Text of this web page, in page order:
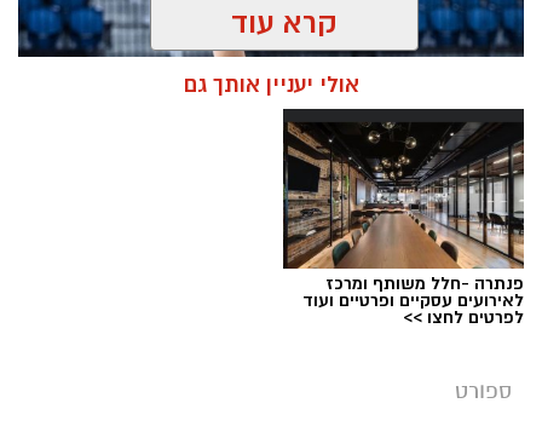
מערכת ירושלים נט / 11:30 06.07.26
קרא עוד
אולי יעניין אותך גם
פנתרה -חלל משותף ומרכז
לאירועים עסקיים ופרטיים ועוד
לפרטים לחצו >>
ספורט